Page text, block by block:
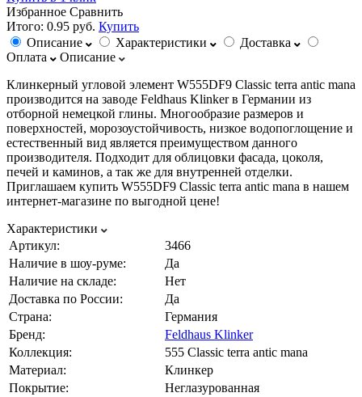
Избранное Сравнить
Итого: 0.95 руб. Купить
Описание
Характеристики
Доставка
Оплата
Описание
Клинкерный угловой элемент W555DF9 Classic terra antic mana
производится на заводе Feldhaus Klinker в Германии из
отборной немецкой глины. Многообразие размеров и
поверхностей, морозоустойчивость, низкое водопоглощение и
естественный вид является преимуществом данного
производителя. Подходит для облицовки фасада, цоколя,
печей и каминов, а так же для внутренней отделки.
Приглашаем купить W555DF9 Classic terra antic mana в нашем
интернет-магазине по выгодной цене!
Характеристики
Артикул:
3466
Наличие в шоу-руме:
Да
Наличие на складе:
Нет
Доставка по России:
Да
Страна:
Германия
Бренд:
Feldhaus Klinker
Коллекция:
555 Classic terra antic mana
Материал:
Клинкер
Покрытие:
Неглазурованная